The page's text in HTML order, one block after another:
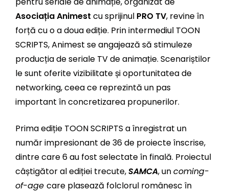
Asociația Animest cu sprijinul PRO TV, revine în
forță cu o a doua ediție. Prin intermediul TOON
SCRIPTS, Animest se angajează să stimuleze
producția de seriale TV de animație. Scenariștilor
le sunt oferite vizibilitate și oportunitatea de
networking, ceea ce reprezintă un pas
important în concretizarea propunerilor.
Prima ediție TOON SCRIPTS a înregistrat un
număr impresionant de 36 de proiecte înscrise,
dintre care 6 au fost selectate în finală. Proiectul
câștigător al ediției trecute,SAMCA, uncoming-
of-age care plasează folclorul românesc în